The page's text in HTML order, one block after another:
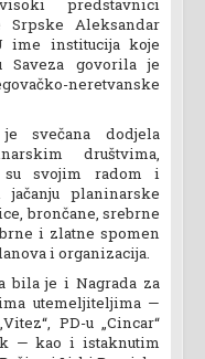
Srpske Aleksandar
ime institucija koje
Saveza govorila je
neretvanske
svečana dodjela
društvima,
su svojim radom i
planinarske
brončane, srebrne
i zlatne spomen
i organizacija.
bila je i Nagrada za
utemeljiteljima —
PD-u „Cincar“
— kao i istaknutim